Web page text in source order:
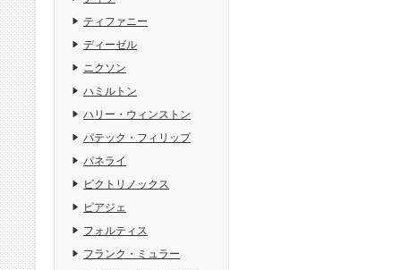
ティファニー
ディーゼル
ニクソン
ハミルトン
ハリー・ウィンストン
パテック・フィリップ
パネライ
ビクトリノックス
ピアジェ
フォルティス
フランク・ミュラー